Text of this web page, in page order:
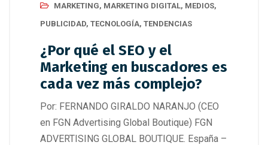
MARKETING, MARKETING DIGITAL, MEDIOS,
PUBLICIDAD, TECNOLOGÍA, TENDENCIAS
¿Por qué el SEO y el
Marketing en buscadores es
cada vez más complejo?
Por: FERNANDO GIRALDO NARANJO (CEO
en FGN Advertising Global Boutique) FGN
ADVERTISING GLOBAL BOUTIQUE. España –